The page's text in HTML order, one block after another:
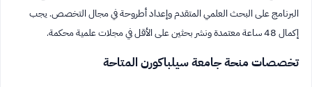
البرنامج على البحث العلمي المتقدم وإعداد أطروحة في مجال التخصص. يجب
إكمال 48 ساعة معتمدة ونشر بحثين على الأقل في مجلات علمية محكمة.
تخصصات منحة جامعة سيلباكورن المتاحة